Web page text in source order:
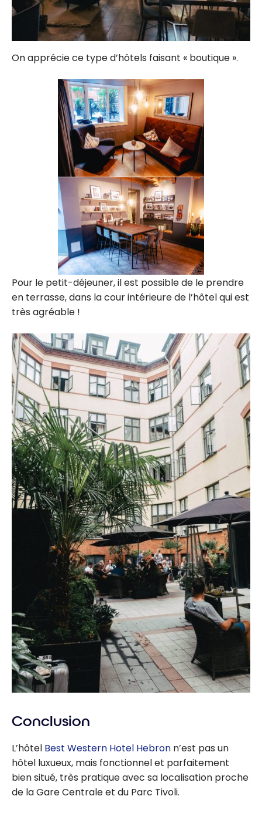
On apprécie ce type d’hôtels faisant « boutique ».
Pour le petit-déjeuner, il est possible de le prendre
en terrasse, dans la cour intérieure de l’hôtel qui est
très agréable !
Conclusion
L’hôtel Best Western Hotel Hebron n’est pas un
hôtel luxueux, mais fonctionnel et parfaitement
bien situé, très pratique avec sa localisation proche
de la Gare Centrale et du Parc Tivoli.